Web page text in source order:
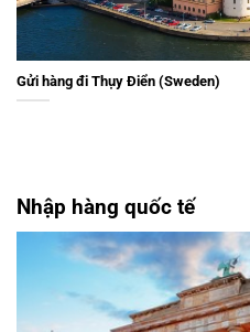
Gửi hàng đi Thụy Điển (Sweden)
Nhập hàng quốc tế